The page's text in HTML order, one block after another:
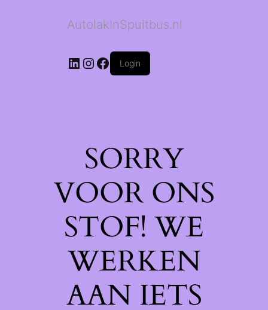
AutolakInSpuitbus.nl
LinkedIn
Instagram
Facebook
Login
SORRY
VOOR ONS
STOF! WE
WERKEN
AAN IETS